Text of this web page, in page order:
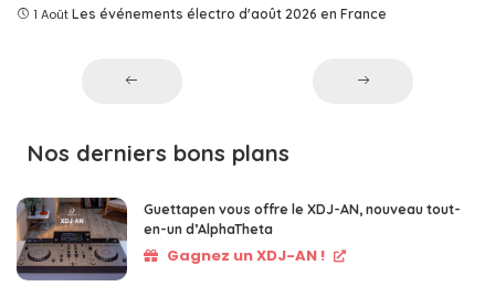
1 Août Les événements électro d'août 2026 en France
Nos derniers bons plans
Guettapen vous offre le XDJ-AN, nouveau tout-
en-un d’AlphaTheta
Gagnez un XDJ-AN !